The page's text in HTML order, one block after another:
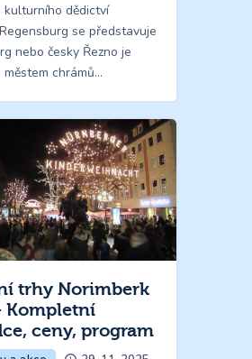
kulturního dědictví
se představuje
nebo česky Řezno je
městem chrámů…
trhy Norimberk
Kompletní
ceny, program